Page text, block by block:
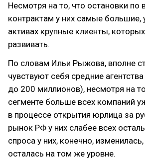
Несмотря на то, что остановки по
контрактам у них самые большие,
активах крупные клиенты,
развивать.
По словам Ильи Рыжова, вполне
чувствуют себя средние
до 200 миллионов), несмотря на
сегменте больше всех компаний
в процессе открытия юрлица за
рынок РФ у них слабее всех
спроса у них, конечно,
осталась на том же уровне.